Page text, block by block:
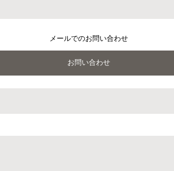
メールでのお問い合わせ
お問い合わせ